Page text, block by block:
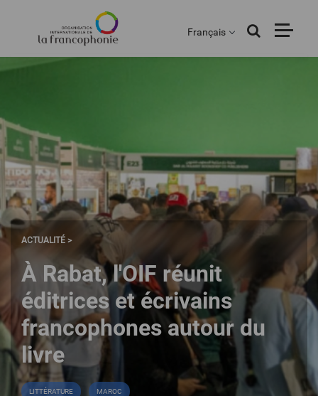
principal
Français
ACTUALITÉ >
À Rabat, l'OIF réunit
éditrices et écrivains
francophones autour du
livre
LITTÉRATURE MAROC